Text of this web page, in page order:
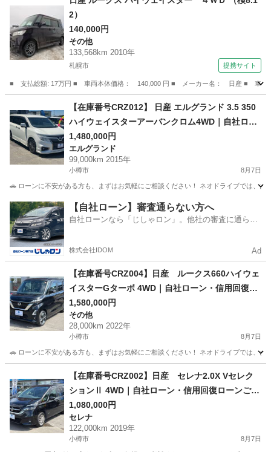
2）
140,000円
その他
133,568km 2010年
札幌市 提携サイト
■ 支払総額: 17万円 ■ 車両本体価格： 140,000 円 ■ メーカー名： 日産 ■ 車
その他
【在庫番号CRZ012】 日産 エルグランド 3.5 350
ハイウェイスターアーバンクロム4WD｜自社ロー
ン・信用回復ローンご相談受付中｜他社ローン審
査が難しかった方もご相談ください
1,480,000円
エルグランド
99,000km 2015年
小樽市 8月7日
🚗 ローンに不安がある方も、まずはお気軽にご相談ください！ ネオドライブでは、
北海道 小樽市 エルグランド ローン
【自社ローン】審査通らない方へ
自社ローンなら「じしゃロン」。他社の審査に通らな
株式会社IDOM Ad
【在庫番号CRZ004】日産 ルークス660ハイウェ
イスターGターボ 4WD｜自社ローン・信用回復ロ
ーンご相談受付中｜他社ローン審査が難しかった
方もご相談ください
1,580,000円
その他
28,000km 2022年
小樽市 8月7日
🚗 ローンに不安がある方も、まずはお気軽にご相談ください！ ネオドライブでは、
その他
【在庫番号CRZ002】日産 セレナ2.0X Vセレク
ションⅡ 4WD｜自社ローン・信用回復ローンご相
談受付中｜他社ローン審査が難しかった方もご相
談ください
1,080,000円
セレナ
122,000km 2019年
小樽市 8月7日